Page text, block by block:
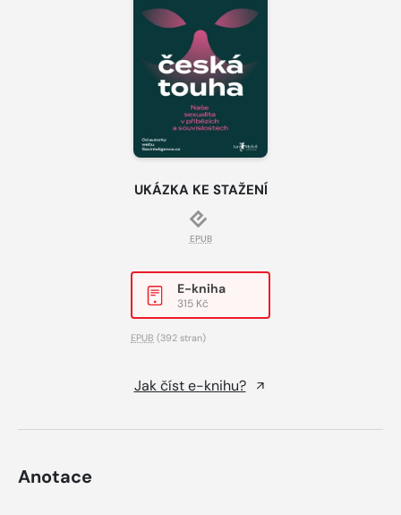
UKÁZKA KE STAŽENÍ
EPUB
E-kniha
315 Kč
EPUB (392 stran)
Jak číst e-knihu?
Anotace